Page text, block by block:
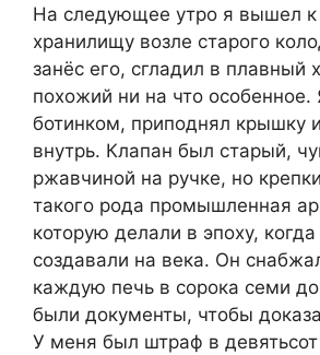
На следующее утро я вышел к
хранилищу возле старого
занёс его, сгладил в плавный
похожий ни на что особенное.
ботинком, приподнял крышку и
внутрь. Клапан был старый,
ржавчиной на ручке, но
такого рода промышленная
которую делали в эпоху,
создавали на века. Он
каждую печь в сорока семи
были документы, чтобы
У меня был штраф в